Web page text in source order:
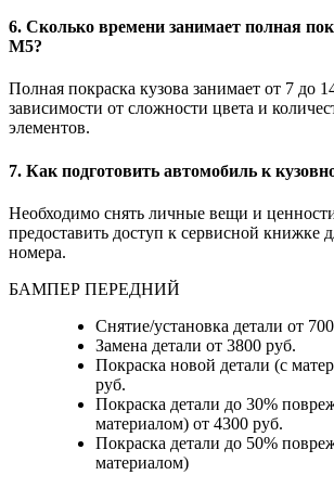
6. Сколько времени занимает полная
M5?
Полная покраска кузова занимает от 7 до
зависимости от сложности цвета и
элементов.
7. Как подготовить автомобиль к
Необходимо снять личные вещи и
предоставить доступ к сервисной книжке
номера.
БАМПЕР ПЕРЕДНИЙ
Снятие/установка детали от
Замена детали от 3800 руб.
Покраска новой детали (с
руб.
Покраска детали до 30%
материалом) от 4300 руб.
Покраска детали до 50%
материалом)